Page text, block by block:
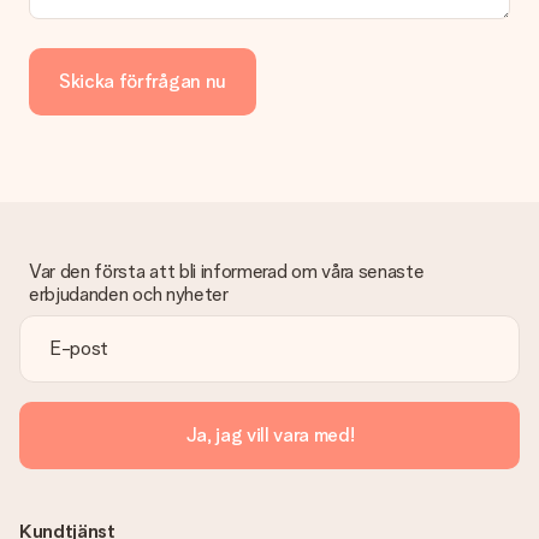
Skicka förfrågan nu
Var den första att bli informerad om våra senaste
erbjudanden och nyheter
Ja, jag vill vara med!
Kundtjänst